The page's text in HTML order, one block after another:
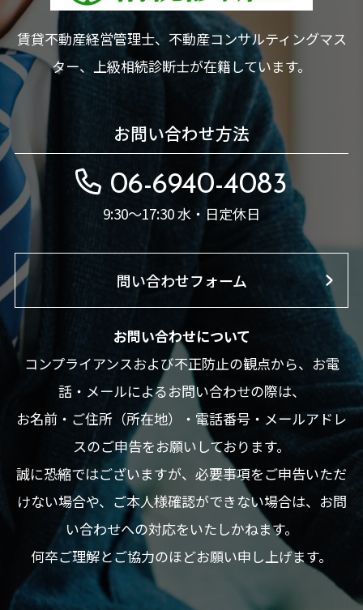
賃貸不動産経営管理士、不動産コンサルティングマス
ター、上級相続診断士が在籍しています。
お問い合わせ方法
06-6940-4083
9:30～17:30 水・日定休日
問い合わせフォーム
お問い合わせについて
コンプライアンスおよび不正防止の観点から、お電
話・メールによるお問い合わせの際は、
お名前・ご住所（所在地）・電話番号・メールアドレ
スのご申告をお願いしております。
誠に恐縮ではございますが、必要事項をご申告いただ
けない場合や、ご本人様確認ができない場合は、お問
い合わせへの対応をいたしかねます。
何卒ご理解とご協力のほどお願い申し上げます。